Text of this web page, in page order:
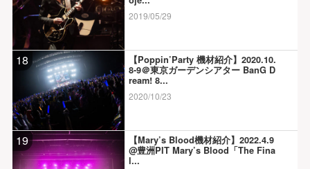
2019/05/29
18
【Poppin’Party 機材紹介】2020.10.
8-9＠東京ガーデンシアター BanG D
ream! 8...
2020/10/23
19
【Mary’s Blood機材紹介】2022.4.9
@豊洲PIT Mary’s Blood「The Fina
l...